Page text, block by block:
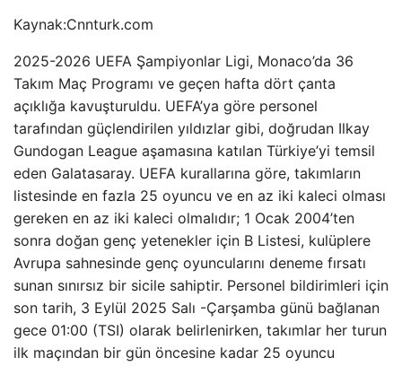
Kaynak:Cnnturk.com
2025-2026 UEFA Şampiyonlar Ligi, Monaco’da 36
Takım Maç Programı ve geçen hafta dört çanta
açıklığa kavuşturuldu. UEFA’ya göre personel
tarafından güçlendirilen yıldızlar gibi, doğrudan Ilkay
Gundogan League aşamasına katılan Türkiye’yi temsil
eden Galatasaray. UEFA kurallarına göre, takımların
listesinde en fazla 25 oyuncu ve en az iki kaleci olması
gereken en az iki kaleci olmalıdır; 1 Ocak 2004’ten
sonra doğan genç yetenekler için B Listesi, kulüplere
Avrupa sahnesinde genç oyuncularını deneme fırsatı
sunan sınırsız bir sicile sahiptir. Personel bildirimleri için
son tarih, 3 Eylül 2025 Salı -Çarşamba günü bağlanan
gece 01:00 (TSI) olarak belirlenirken, takımlar her turun
ilk maçından bir gün öncesine kadar 25 oyuncu